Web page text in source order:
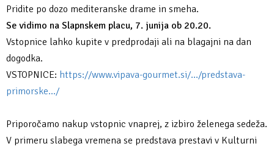
Pridite po dozo mediteranske drame in smeha.
Se vidimo na Slapnskem placu, 7. junija ob 20.20.
Vstopnice lahko kupite v predprodaji ali na blagajni na dan
dogodka.
VSTOPNICE: https://www.vipava-gourmet.si/.../predstava-
primorske.../
Priporočamo nakup vstopnic vnaprej, z izbiro želenega sedeža.
V primeru slabega vremena se predstava prestavi v Kulturni